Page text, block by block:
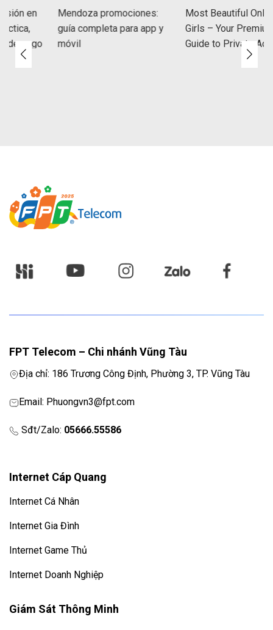
en
de pago
Mendoza promociones:
guía completa para app y
móvil
Most Beautiful
Girls – Your
Guide to Private
FPT Telecom – Chi nhánh Vũng Tàu
Địa chỉ: 186 Trương Công Định, Phường 3, TP. Vũng Tàu
Email: Phuongvn3@fpt.com
Sđt/Zalo: 05666.55586
Internet Cáp Quang
Internet Cá Nhân
Internet Gia Đình
Internet Game Thủ
Internet Doanh Nghiệp
Giám Sát Thông Minh